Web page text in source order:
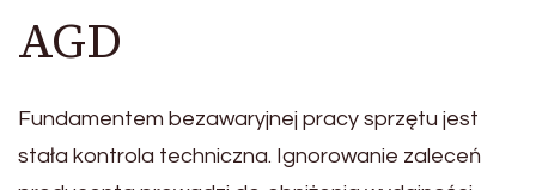
AGD
Fundamentem bezawaryjnej pracy sprzętu jest
stała kontrola techniczna. Ignorowanie zaleceń